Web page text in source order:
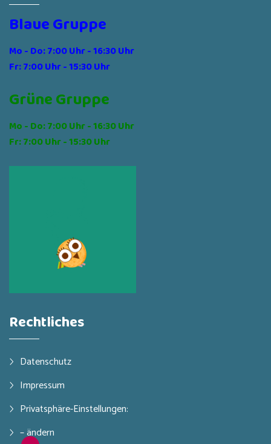
Blaue Gruppe
Mo - Do: 7:00 Uhr - 16:30 Uhr
Fr: 7:00 Uhr - 15:30 Uhr
Grüne Gruppe
Mo - Do: 7:00 Uhr - 16:30 Uhr
Fr: 7:00 Uhr - 15:30 Uhr
Rechtliches
Datenschutz
Impressum
Privatsphäre-Einstellungen:
– ändern